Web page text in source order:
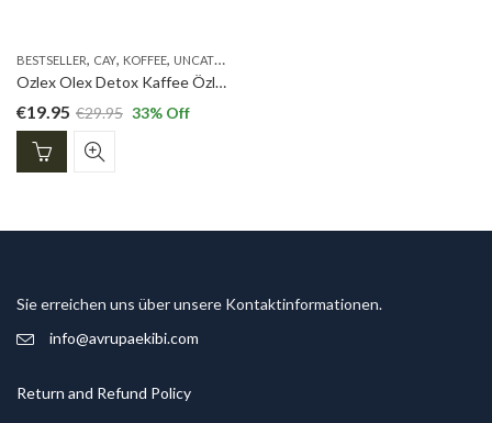
BESTSELLER, CAY, KOFFEE, UNCATEGORIZED
Ozlex Olex Detox Kaffee Özlex Koffee 19,95 euro
€19.95 €29.95 33% Off
Sie erreichen uns über unsere Kontaktinformationen.
info@avrupaekibi.com
Return and Refund Policy